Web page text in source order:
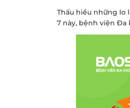
Thấu hiểu những lo
7 này, bệnh viện Đa